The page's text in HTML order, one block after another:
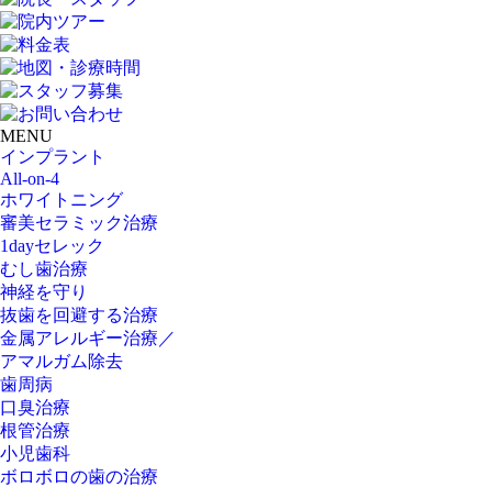
MENU
インプラント
All-on-4
ホワイトニング
審美セラミック治療
1dayセレック
むし歯治療
神経を守り
抜歯を回避する治療
金属アレルギー治療／
アマルガム除去
歯周病
口臭治療
根管治療
小児歯科
ボロボロの歯の治療